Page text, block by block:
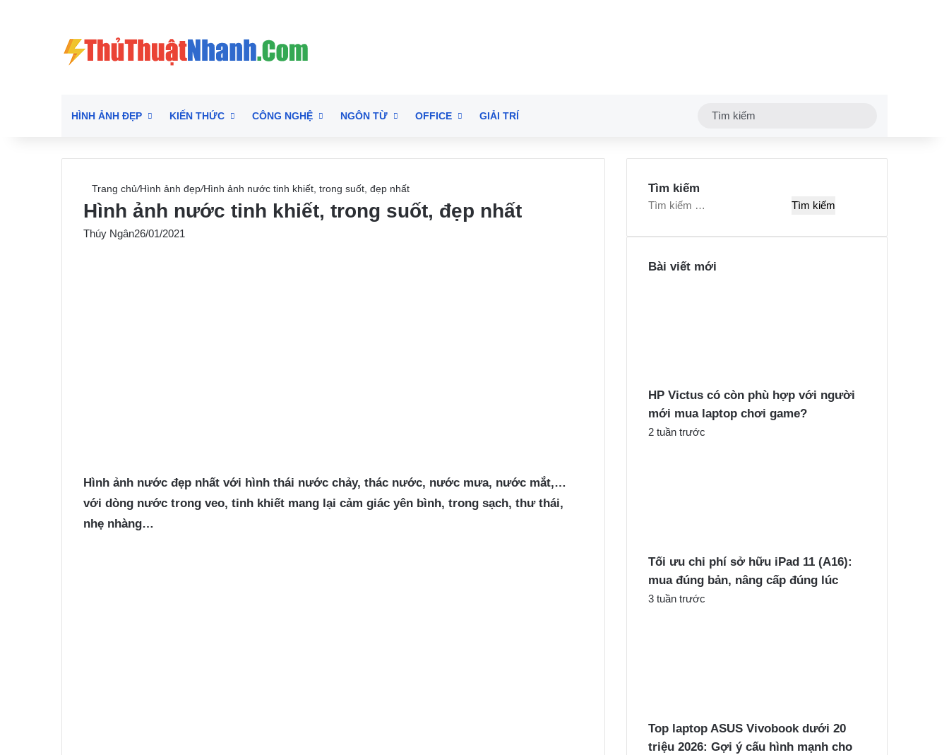
HÌNH ẢNH ĐẸP KIẾN THỨC CÔNG NGHỆ NGÔN TỪ OFFICE GIẢI TRÍ
Trang chủ/Hình ảnh đẹp/Hình ảnh nước tinh khiết, trong suốt, đẹp nhất
Hình ảnh nước tinh khiết, trong suốt, đẹp nhất
Thúy Ngân26/01/2021
Hình ảnh nước đẹp nhất với hình thái nước chảy, thác nước, nước mưa, nước mắt,…
với dòng nước trong veo, tinh khiết mang lại cảm giác yên bình, trong sạch, thư thái,
nhẹ nhàng…
Tìm kiếm
T
k
:
Bài viết mới
HP Victus có còn phù hợp với người
mới mua laptop chơi game?
2 tuần trước
Tối ưu chi phí sở hữu iPad 11 (A16):
mua đúng bản, nâng cấp đúng lúc
3 tuần trước
Top laptop ASUS Vivobook dưới 20
triệu 2026: Gợi ý cấu hình mạnh cho